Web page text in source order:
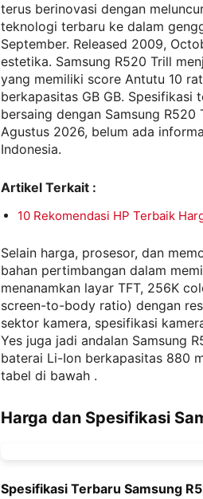
terus berinovasi dengan
teknologi terbaru ke dalam
September. Released 2009,
estetika. Samsung R520 Trill
yang memiliki score Antutu 10
berkapasitas GB GB. Spesifikasi
bersaing dengan Samsung
Agustus 2026, belum ada
Indonesia.
Artikel Terkait :
10 Rekomendasi HP Terbaik
Selain harga, prosesor, dan
bahan pertimbangan dalam
menanamkan layar TFT, 256K
screen-to-body ratio) dengan
sektor kamera, spesifikasi
Yes juga jadi andalan Samsung
baterai Li-Ion berkapasitas 880
tabel di bawah .
Harga dan Spesifikasi
Spesifikasi Terbaru Samsung